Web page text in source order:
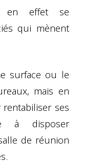
en effet se
qui mènent
surface ou le
mais en
ses
à disposer
de réunion